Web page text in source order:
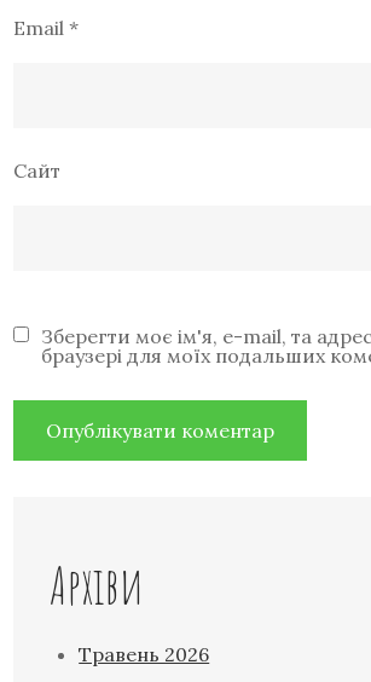
Email*
Сайт
Зберегти моє ім'я, e-mail, та
браузері для моїх подальших
Архіви
Травень 2026